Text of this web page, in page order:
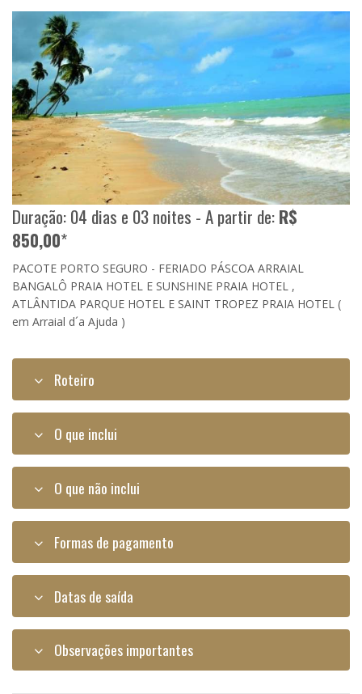
Duração: 04 dias e 03 noites - A partir de:R$
850,00*
PACOTE PORTO SEGURO - FERIADO PÁSCOA ARRAIAL
BANGALÔ PRAIA HOTEL E SUNSHINE PRAIA HOTEL ,
ATLÂNTIDA PARQUE HOTEL E SAINT TROPEZ PRAIA HOTEL (
em Arraial d´a Ajuda )
Roteiro
O que inclui
O que não inclui
Formas de pagamento
Datas de saída
Observações importantes